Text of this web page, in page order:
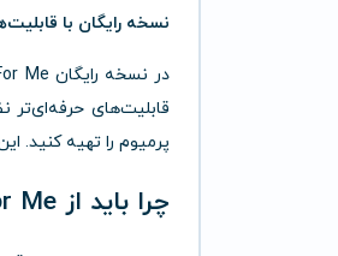
نسخه رایگان با
قابلیت‌های حرفه‌ای‌تر
پرمیوم را تهیه کنید.
چرا باید از Write For Me استفاده کنیم؟